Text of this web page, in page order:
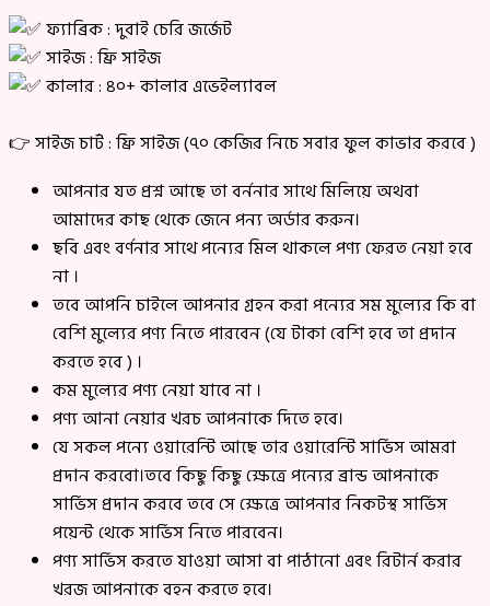
ফ্যাব্রিক : দুবাই চেরি জর্জেট
সাইজ : ফ্রি সাইজ
কালার : ৪০+ কালার এভেইল্যাবল
👉 সাইজ চার্ট : ফ্রি সাইজ (৭০ কেজির নিচে সবার ফুল কাভার করবে )
আপনার যত প্রশ্ন আছে তা বর্ননার সাথে মিলিয়ে অথবা
আমাদের কাছ থেকে জেনে পন্য অর্ডার করুন।
ছবি এবং বর্ণনার সাথে পন্যের মিল থাকলে পণ্য ফেরত নেয়া হবে
না ।
তবে আপনি চাইলে আপনার গ্রহন করা পন্যের সম মুল্যের কি বা
বেশি মুল্যের পণ্য নিতে পারবেন (যে টাকা বেশি হবে তা প্রদান
করতে হবে ) ।
কম মুল্যের পণ্য নেয়া যাবে না ।
পণ্য আনা নেয়ার খরচ আপনাকে দিতে হবে।
যে সকল পন্যে ওয়ারেন্টি আছে তার ওয়ারেন্টি সার্ভিস আমরা
প্রদান করবো।তবে কিছু কিছু ক্ষেত্রে পন্যের ব্রান্ড আপনাকে
সার্ভিস প্রদান করবে তবে সে ক্ষেত্রে আপনার নিকটস্থ সার্ভিস
পয়েন্ট থেকে সার্ভিস নিতে পারবেন।
পণ্য সার্ভিস করতে যাওয়া আসা বা পাঠানো এবং রিটার্ন করার
খরজ আপনাকে বহন করতে হবে।